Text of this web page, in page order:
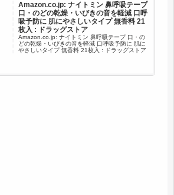
Amazon.co.jp: ナイトミン 鼻呼吸テープ
口・のどの乾燥・いびきの音を軽減 口呼
吸予防に 肌にやさしいタイプ 無香料 21
枚入 : ドラッグストア
Amazon.co.jp: ナイトミン 鼻呼吸テープ 口・の
どの乾燥・いびきの音を軽減 口呼吸予防に 肌に
やさしいタイプ 無香料 21枚入 : ドラッグストア